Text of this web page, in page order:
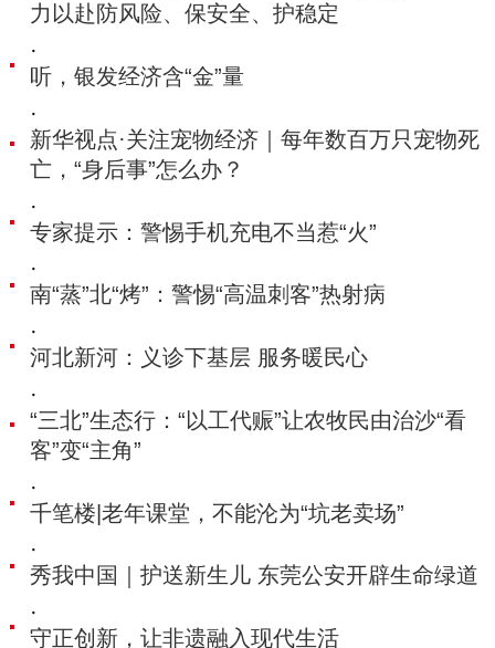
力以赴防风险、保安全、护稳定
·
听，银发经济含“金”量
·
新华视点·关注宠物经济｜每年数百万只宠物死
亡，“身后事”怎么办？
·
专家提示：警惕手机充电不当惹“火”
·
南“蒸”北“烤”：警惕“高温刺客”热射病
·
河北新河：义诊下基层 服务暖民心
·
“三北”生态行：“以工代赈”让农牧民由治沙“看
客”变“主角”
·
千笔楼|老年课堂，不能沦为“坑老卖场”
·
秀我中国｜护送新生儿 东莞公安开辟生命绿道
·
守正创新，让非遗融入现代生活